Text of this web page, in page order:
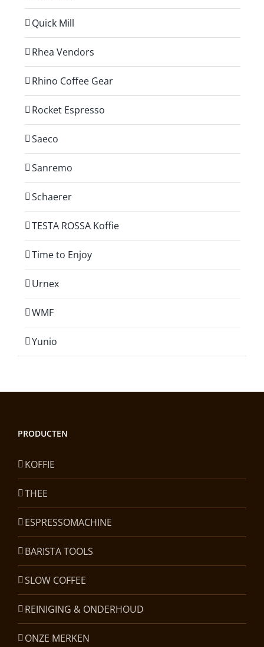
Quick Mill
Rhea Vendors
Rhino Coffee Gear
Rocket Espresso
Saeco
Sanremo
Schaerer
TESTA ROSSA Koffie
Time to Enjoy
Urnex
WMF
Yunio
PRODUCTEN
KOFFIE
THEE
ESPRESSOMACHINE
BARISTA TOOLS
SLOW COFFEE
REINIGING & ONDERHOUD
ONZE MERKEN